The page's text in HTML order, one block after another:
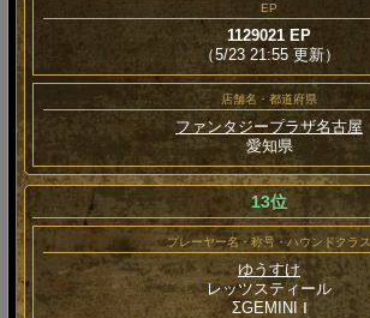
EP
1129021 EP
（5/23 21:55 更新）
店舗名・都道府県
ファンタジープラザ名古屋
愛知県
13位
プレーヤー名・称号・ハウンドクラス
ゆうすけ
レッツスティール
ΣGEMINI Ⅰ